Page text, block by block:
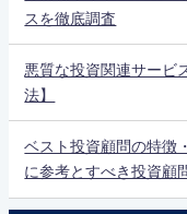
スを徹底調査
悪質な投資関連サービ
法】
ベスト投資顧問の特徴
に参考とすべき投資顧